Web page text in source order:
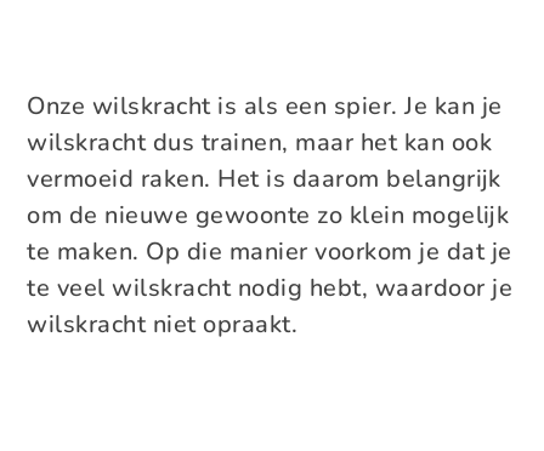
Onze wilskracht is als een spier. Je kan je
wilskracht dus trainen, maar het kan ook
vermoeid raken. Het is daarom belangrijk
om de nieuwe gewoonte zo klein mogelijk
te maken. Op die manier voorkom je dat je
te veel wilskracht nodig hebt, waardoor je
wilskracht niet opraakt.